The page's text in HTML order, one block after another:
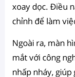
xoay dọc. Điều
chỉnh để làm
Ngoài ra, màn
mắt với công
nhấp nháy,